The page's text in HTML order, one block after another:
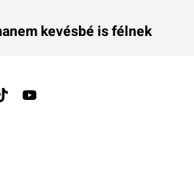
kevésbé is félnek